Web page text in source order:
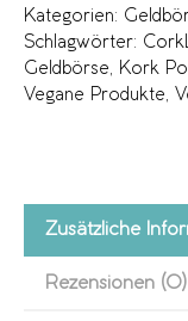
Kategorien:
Schlagwörter:
Geldbörse, Kork
Vegane Produkte,
Zusätzliche
Rezensionen (0)